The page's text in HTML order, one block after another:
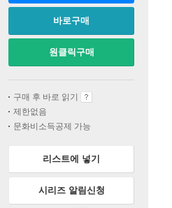
바로구매
원클릭구매
구매 후 바로 읽기
제한없음
문화비소득공제 가능
리스트에 넣기
시리즈 알림신청